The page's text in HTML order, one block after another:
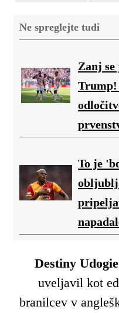
Ne spreglejte tudi
Zanj se
Trump!
To je
Destiny Udogie
uveljavil kot
branilcev v